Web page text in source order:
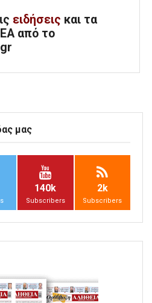
ειδήσεις και τα
από το
μας
140k
Subscribers
2k
Subscribers